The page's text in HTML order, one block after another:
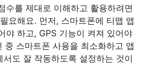
수를 제대로 이해하고 활용하려면
요해요. 먼저, 스마트폰에 티맵 앱
야 하고, GPS 기능이 켜져 있어야
중 스마트폰 사용을 최소화하고 앱
서도 잘 작동하도록 설정하는 것이